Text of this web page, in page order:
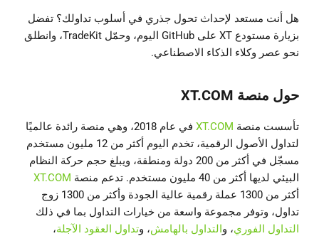
هل أنت مستعد لإحداث تحول جذري في أسلوب تداولك؟ تفضل
بزيارة مستودع XT على GitHub اليوم، وحمّل TradeKit، وانطلق
نحو عصر وكلاء الذكاء الاصطناعي.
حول منصة XT.COM
تأسست منصة XT.COM
في عام 2018، وهي منصة رائدة عالميًا
لتداول الأصول الرقمية، تخدم اليوم أكثر من 12 مليون مستخدم
مسجّل في أكثر من 200 دولة ومنطقة، ويبلغ حجم حركة النظام
البيئي لديها أكثر من 40 مليون مستخدم. تدعم منصة
XT.COM
أكثر من 1300 عملة رقمية عالية الجودة وأكثر من 1300 زوج
تداول، وتوفر مجموعة واسعة من خيارات التداول بما في ذلك
التداول الفوري، والتداول بالهامش، وتداول العقود الآجلة،